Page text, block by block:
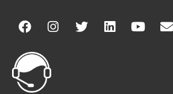
Facebook
Instagram
TwitterLinkedin